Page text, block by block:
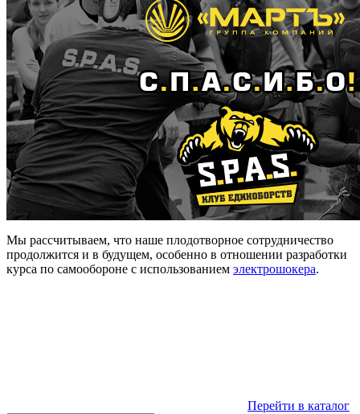
Мы рассчитываем, что наше плодотворное сотрудничество
продолжится и в будущем, особенно в отношении разработки
курса по самообороне с использованием электрошокера.
Перейти в каталог